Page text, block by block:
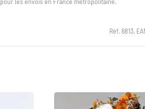
Réf. 6813,